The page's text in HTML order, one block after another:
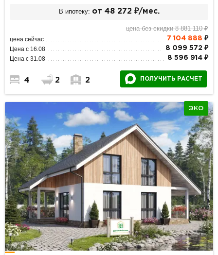
В ипотеку: от 48 272 ₽/мес.
цена без скидки 8 881 110 ₽
цена сейчас 7 104 888 ₽
Цена с 16.08 8 099 572 ₽
Цена с 31.08 8 596 914 ₽
4 2 2 ПОЛУЧИТЬ РАСЧЕТ
ЭКО